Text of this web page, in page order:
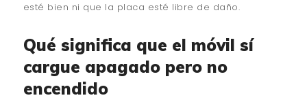
esté bien ni que la placa esté libre de daño.
Qué significa que el móvil sí
cargue apagado pero no
encendido